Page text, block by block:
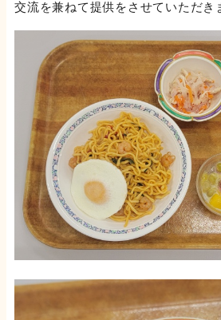
交流を兼ねて提供をさせていただき